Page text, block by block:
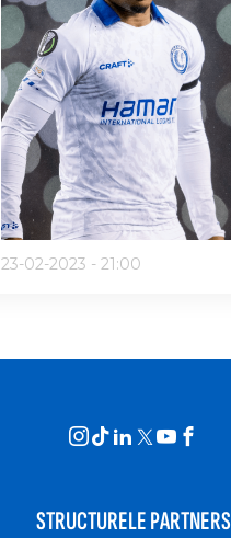
23-02-2023 - 21:00
STRUCTURELE PARTNERS